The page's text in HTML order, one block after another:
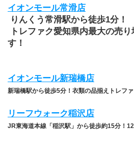
イオンモール常滑店
りんくう常滑駅から徒歩1分！
す！
イオンモール新瑞橋店
新瑞橋駅から徒歩5分！衣類の品揃えトレファ
リーフウォーク稲沢店
JR東海道本線「稲沢駅」から徒歩約15分！